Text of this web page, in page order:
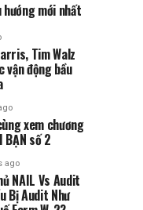
hướng mới nhất
Tim Walz
động bầu
xem chương
BẠN số 2
ago
NAIL Vs Audit
Bị Audit Như